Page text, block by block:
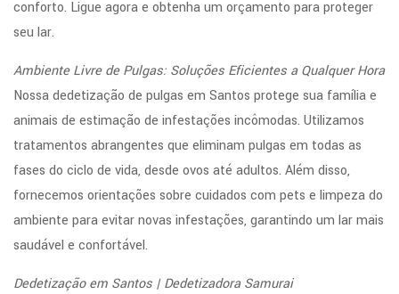
conforto. Ligue agora e obtenha um orçamento para proteger
seu lar.
Ambiente Livre de Pulgas: Soluções Eficientes a Qualquer Hora
Nossa dedetização de pulgas em Santos protege sua família e
animais de estimação de infestações incômodas. Utilizamos
tratamentos abrangentes que eliminam pulgas em todas as
fases do ciclo de vida, desde ovos até adultos. Além disso,
fornecemos orientações sobre cuidados com pets e limpeza do
ambiente para evitar novas infestações, garantindo um lar mais
saudável e confortável.
Dedetização em Santos | Dedetizadora Samurai